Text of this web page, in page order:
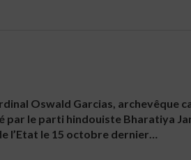
Oswald Garcias, archevêque
par le parti hindouiste Bharatiya
l’Etat le 15 octobre dernier…